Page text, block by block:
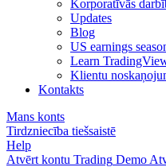
Korporatīvās
Updates
Blog
US earnings
Learn
Klientu
Kontakts
Mans konts
Tirdzniecība tiešsaistē
Help
Atvērt kontu Trading Demo